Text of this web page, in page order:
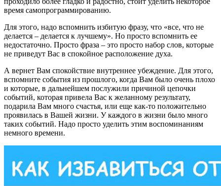
время самопрограммированию.
Для этого, надо вспомнить избитую фразу, что «все, что не
делается – делается к лучшему». Но просто вспомнить ее
недостаточно. Просто фраза – это просто набор слов, которые
не приведут Вас в спокойное расположение духа.
А вернет Вам спокойствие внутреннее убеждение. Для этого,
вспомните события из прошлого, когда Вам было очень плохо
и которые, в дальнейшем послужили причиной цепочки
событий, которая привела Вас к желанному результату,
подарила Вам много счастья, или еще как-то положительно
проявилась в Вашей жизни. У каждого в жизни было много
таких событий. Надо просто уделить этим воспоминаниям
немного времени.